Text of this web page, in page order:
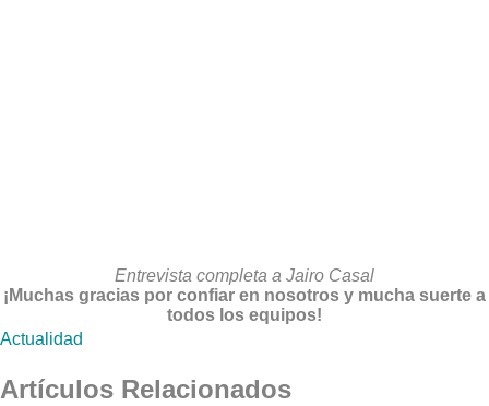
Entrevista completa a Jairo Casal
¡Muchas gracias por confiar en nosotros y mucha suerte a
todos los equipos!
Actualidad
Artículos Relacionados